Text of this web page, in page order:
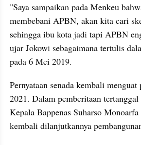
"Saya sampaikan pada Menkeu
membebani APBN, akan kita cari
sehingga ibu kota jadi tapi APBN
ujar Jokowi sebagaimana tertulis
pada 6 Mei 2019.
Pernyataan senada kembali menguat
2021. Dalam pemberitaan
Kepala Bappenas Suharso
kembali dilanjutkannya